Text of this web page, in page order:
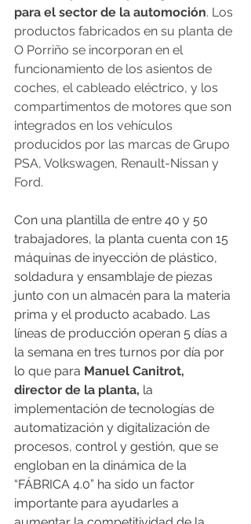
para el sector de la automoción. Los
productos fabricados en su planta de
O Porriño se incorporan en el
funcionamiento de los asientos de
coches, el cableado eléctrico, y los
compartimentos de motores que son
integrados en los vehículos
producidos por las marcas de Grupo
PSA, Volkswagen, Renault-Nissan y
Ford.
Con una plantilla de entre 40 y 50
trabajadores, la planta cuenta con 15
máquinas de inyección de plástico,
soldadura y ensamblaje de piezas
junto con un almacén para la materia
prima y el producto acabado. Las
líneas de producción operan 5 días a
la semana en tres turnos por día por
lo que para Manuel Canitrot,
director de la planta, la
implementación de tecnologías de
automatización y digitalización de
procesos, control y gestión, que se
engloban en la dinámica de la
“FÁBRICA 4.0” ha sido un factor
importante para ayudarles a